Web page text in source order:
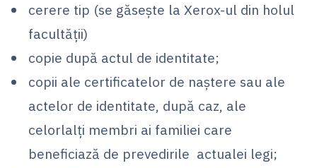
cerere tip (se găseşte la Xerox-ul din holul
facultăţii)
copie după actul de identitate;
copii ale certificatelor de naştere sau ale
actelor de identitate, după caz, ale
celorlalţi membri ai familiei care
beneficiază de prevedirile actualei legi;